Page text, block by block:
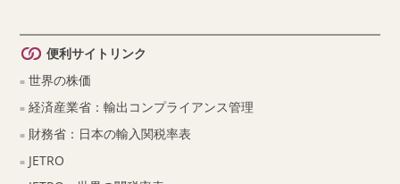
便利サイトリンク
世界の株価
経済産業省：輸出コンプライアンス管理
財務省：日本の輸入関税率表
JETRO